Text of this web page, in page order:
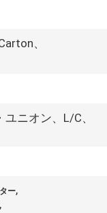
、
ニオン、L/C、
ー,
,